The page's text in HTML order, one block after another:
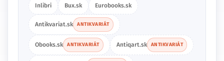
Inlibri Bux.sk Eurobooks.sk
Antikvariat.sk ANTIKVARIÁT
Obooks.sk ANTIKVARIÁT Antiqart.sk ANTIKVARIÁT